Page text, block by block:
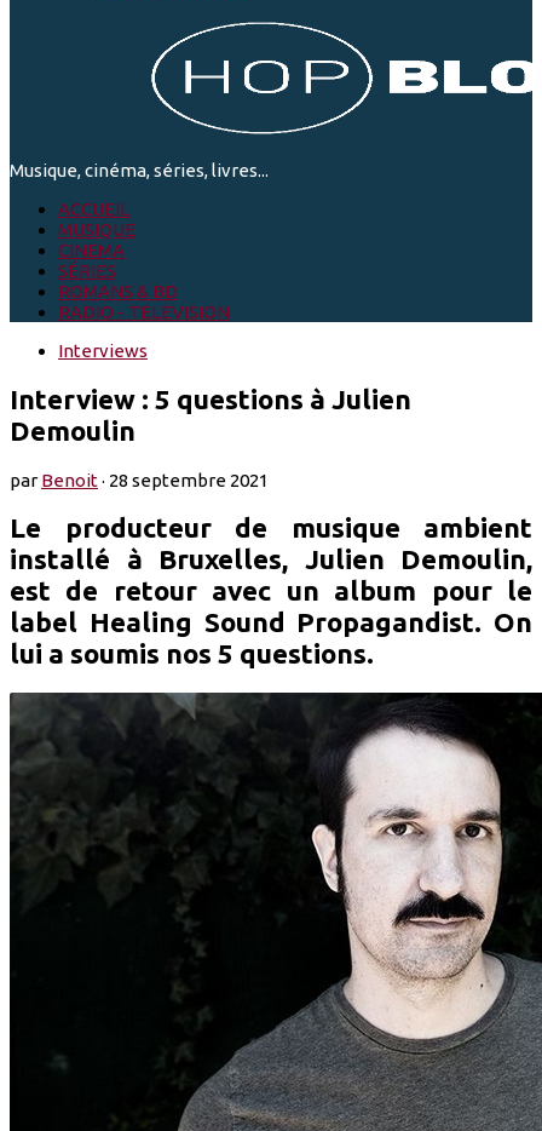
Musique, cinéma, séries, livres...
ACCUEIL
MUSIQUE
CINEMA
SÉRIES
ROMANS & BD
RADIO - TELEVISION
Interviews
Interview : 5 questions à Julien
Demoulin
parBenoit· 28 septembre 2021
Le producteur de musique ambient
installé à Bruxelles, Julien Demoulin,
est de retour avec un album pour le
label Healing Sound Propagandist. On
lui a soumis nos 5 questions.